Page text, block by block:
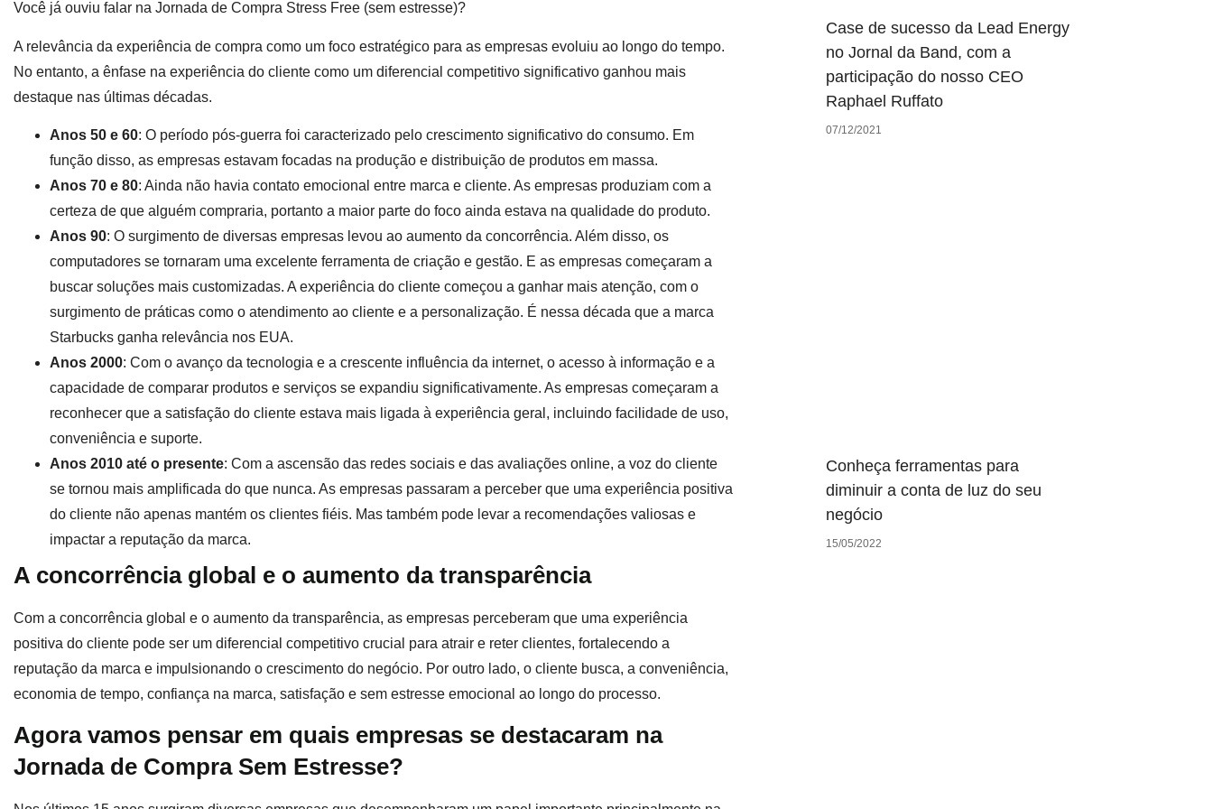
Você já ouviu falar na Jornada de Compra Stress Free (sem estresse)?
A relevância da experiência de compra como um foco estratégico para as empresas evoluiu ao longo do tempo.
No entanto, a ênfase na experiência do cliente como um diferencial competitivo significativo ganhou mais
destaque nas últimas décadas.
Anos 50 e 60: O período pós-guerra foi caracterizado pelo crescimento significativo do consumo. Em
função disso, as empresas estavam focadas na produção e distribuição de produtos em massa.
Anos 70 e 80: Ainda não havia contato emocional entre marca e cliente. As empresas produziam com a
certeza de que alguém compraria, portanto a maior parte do foco ainda estava na qualidade do produto.
Anos 90: O surgimento de diversas empresas levou ao aumento da concorrência. Além disso, os
computadores se tornaram uma excelente ferramenta de criação e gestão. E as empresas começaram a
buscar soluções mais customizadas. A experiência do cliente começou a ganhar mais atenção, com o
surgimento de práticas como o atendimento ao cliente e a personalização. É nessa década que a marca
Starbucks ganha relevância nos EUA.
Anos 2000: Com o avanço da tecnologia e a crescente influência da internet, o acesso à informação e a
capacidade de comparar produtos e serviços se expandiu significativamente. As empresas começaram a
reconhecer que a satisfação do cliente estava mais ligada à experiência geral, incluindo facilidade de uso,
conveniência e suporte.
Anos 2010 até o presente: Com a ascensão das redes sociais e das avaliações online, a voz do cliente
se tornou mais amplificada do que nunca. As empresas passaram a perceber que uma experiência positiva
do cliente não apenas mantém os clientes fiéis. Mas também pode levar a recomendações valiosas e
impactar a reputação da marca.
A concorrência global e o aumento da transparência
Com a concorrência global e o aumento da transparência, as empresas perceberam que uma experiência
positiva do cliente pode ser um diferencial competitivo crucial para atrair e reter clientes, fortalecendo a
reputação da marca e impulsionando o crescimento do negócio. Por outro lado, o cliente busca, a conveniência,
economia de tempo, confiança na marca, satisfação e sem estresse emocional ao longo do processo.
Agora vamos pensar em quais empresas se destacaram na
Jornada de Compra Sem Estresse?
Case de sucesso da Lead Energy
no Jornal da Band, com a
participação do nosso CEO
Raphael Ruffato
07/12/2021
Conheça ferramentas para
diminuir a conta de luz do seu
negócio
15/05/2022